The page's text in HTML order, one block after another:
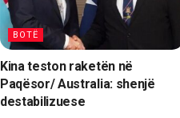
BOTË
Kina teston raketën në
Paqësor/ Australia: shenjë
destabilizuese